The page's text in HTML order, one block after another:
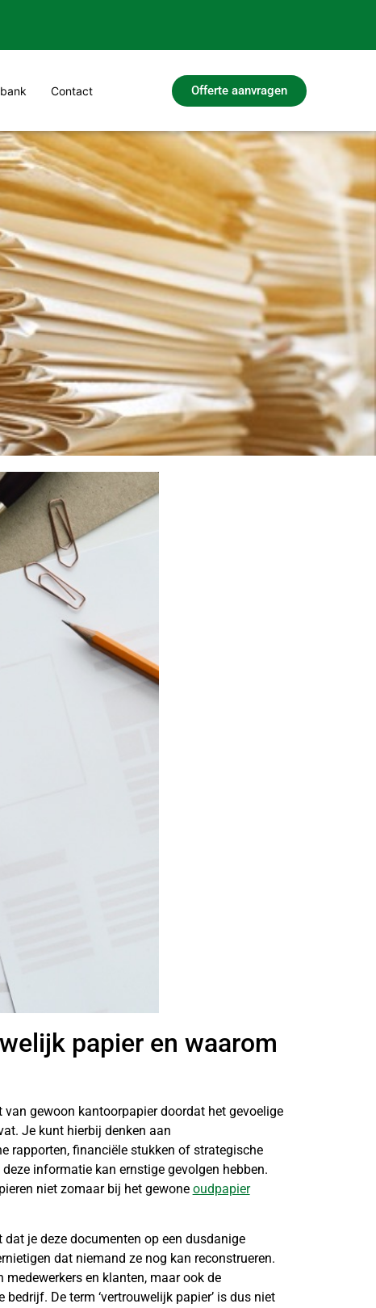
Contact Offerte aanvragen
papier en waarom
gewoon kantoorpapier doordat het gevoelige
Je kunt hierbij denken aan
rapporten, financiële stukken of strategische
informatie kan ernstige gevolgen hebben.
niet zomaar bij het gewone oudpapier
je deze documenten op een dusdanige
dat niemand ze nog kan reconstrueren.
medewerkers en klanten, maar ook de
De term ‘vertrouwelijk papier’ is dus niet